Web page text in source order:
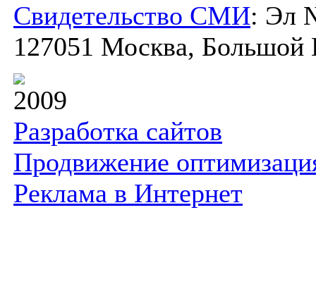
Свидетельство СМИ: Эл
127051 Москва, Большой
2009
Разработка сайтов
Продвижение
Реклама в Интернет